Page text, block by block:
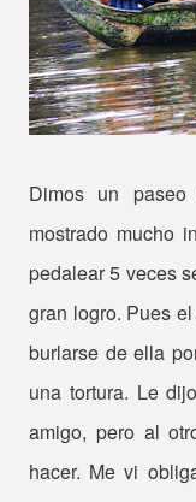
Dimos un
mostrado mucho
pedalear 5 veces
gran logro. Pues
burlarse de ella
una tortura. Le
amigo, pero al
hacer. Me vi